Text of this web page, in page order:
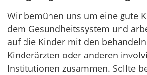
Wir bemühen uns um eine gute
dem Gesundheitssystem und
auf die Kinder mit den
Kinderärzten oder anderen
Institutionen zusammen. Sollte